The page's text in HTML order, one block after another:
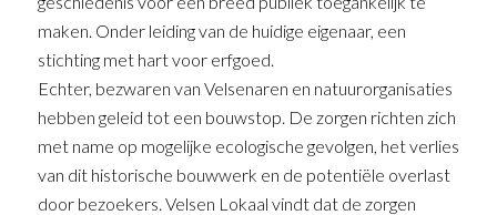
maken. Onder leiding van de huidige eigenaar, een
stichting met hart voor erfgoed.
Echter, bezwaren van Velsenaren en natuurorganisaties
hebben geleid tot een bouwstop. De zorgen richten zich
met name op mogelijke ecologische gevolgen, het verlies
van dit historische bouwwerk en de potentiële overlast
door bezoekers. Velsen Lokaal vindt dat de zorgen